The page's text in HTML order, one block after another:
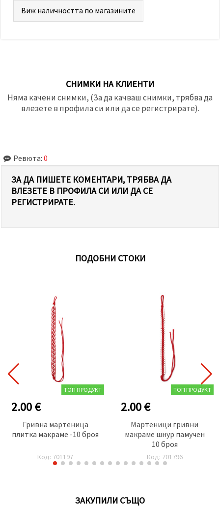
Виж наличността по магазините
СНИМКИ НА КЛИЕНТИ
Няма качени снимки, (За да качваш снимки, трябва да
влезете в профила си или да се регистрирате).
Ревюта: 0
ЗА ДА ПИШЕТЕ КОМЕНТАРИ, ТРЯБВА ДА
ВЛЕЗЕТЕ В ПРОФИЛА СИ ИЛИ ДА СЕ
РЕГИСТРИРАТЕ.
ПОДОБНИ СТОКИ
ТОП ПРОДУКТ
2.00 €
Гривна мартеница
плитка макраме -10 броя
Код: 701197
ТОП ПРОДУКТ
2.00 €
Мартеници гривни
макраме шнур памучен
10 броя
Код: 701796
ЗАКУПИЛИ СЪЩО